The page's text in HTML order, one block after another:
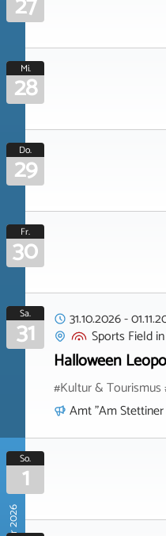
Mi.
28
Do.
29
Fr.
30
Sa.
31 31.10.2026-
Sports Fieldin
Halloween
#Kultur &
Amt "Am
So.
1